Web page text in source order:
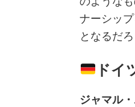
ナーシッ
となるだ
ドイ
ジャマル